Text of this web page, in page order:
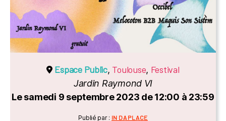
Espace Public, Toulouse, Festival
Jardin Raymond VI
Le samedi 9 septembre 2023 de 12:00 à 23:59
Catégories
Publié par : IN DA PLACE